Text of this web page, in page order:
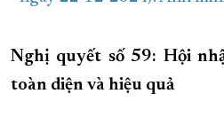
Nghị quyết số 59: Hội
toàn diện và hiệu quả